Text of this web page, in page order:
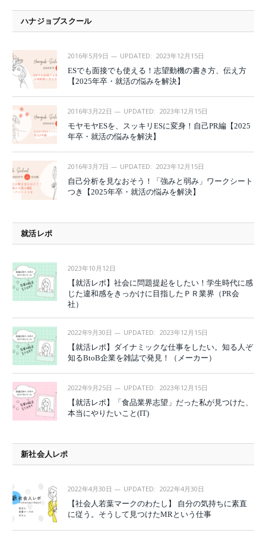
ハナジョブスクール
2016年5月9日 UPDATED: 2023年12月15日
ESでも面接でも使える！志望動機の書き方、伝え方
【2025年卒・就活の悩みを解決】
2016年3月22日 UPDATED: 2023年12月15日
モヤモヤESを、スッキリESに変身！自己PR編【2025
年卒・就活の悩みを解決】
2016年3月7日 UPDATED: 2023年12月15日
自己分析を見なおそう！「強みと弱み」ワークシート
つき【2025年卒・就活の悩みを解決】
就活レポ
2023年10月12日
【就活レポ】社会に問題提起をしたい！学生時代に感
じた違和感をきっかけに目指したＰＲ業界（PR会
社）
2022年9月30日 UPDATED: 2023年12月15日
【就活レポ】ダイナミックな仕事をしたい。知る人ぞ
知るBtoB企業を雑誌で発見！（メーカー）
2022年9月25日 UPDATED: 2023年12月15日
【就活レポ】「食品業界志望」だった私が見つけた、
本当にやりたいこと(IT)
新社会人レポ
2022年4月30日 UPDATED: 2022年4月30日
【社会人若葉マークのわたし】 自分の気持ちに素直
に従う。そうして見つけたMRという仕事